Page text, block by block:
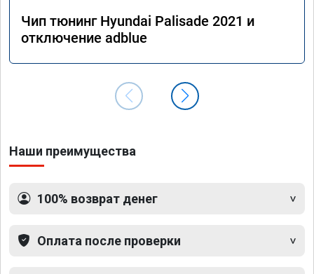
Чип тюнинг Hyundai Palisade 2021 и
отключение adblue
Наши преимущества
100% возврат денег
Оплата после проверки